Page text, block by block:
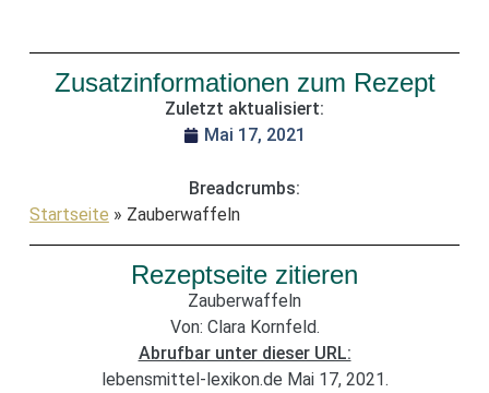
Zusatzinformationen zum Rezept
Zuletzt aktualisiert:
Mai 17, 2021
Breadcrumbs:
Startseite » Zauberwaffeln
Rezeptseite zitieren
Zauberwaffeln
Von: Clara Kornfeld.
Abrufbar unter dieser URL:
lebensmittel-lexikon.de Mai 17, 2021.